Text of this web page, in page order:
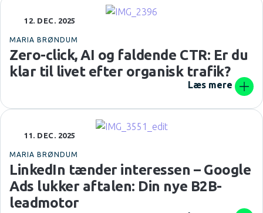
12. DEC. 2025
MARIA BRØNDUM
Zero-click, AI og faldende CTR: Er du
klar til livet efter organisk trafik?
Læs mere
11. DEC. 2025
MARIA BRØNDUM
LinkedIn tænder interessen – Google
Ads lukker aftalen: Din nye B2B-
leadmotor